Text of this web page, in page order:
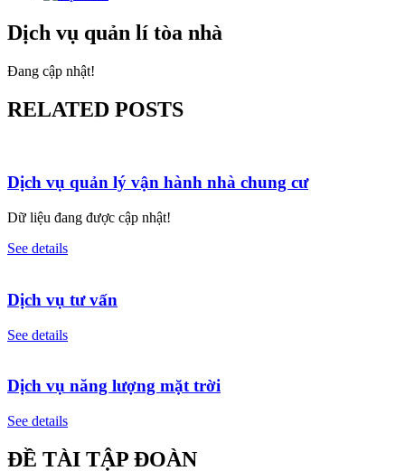
Dịch vụ quản lí tòa nhà
Đang cập nhật!
RELATED POSTS
Dịch vụ quản lý vận hành nhà chung cư
Dữ liệu đang được cập nhật!
See details
Dịch vụ tư vấn
See details
Dịch vụ năng lượng mặt trời
See details
ĐỀ TÀI TẬP ĐOÀN